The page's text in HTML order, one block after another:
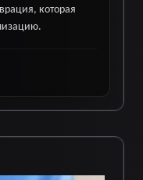
которая